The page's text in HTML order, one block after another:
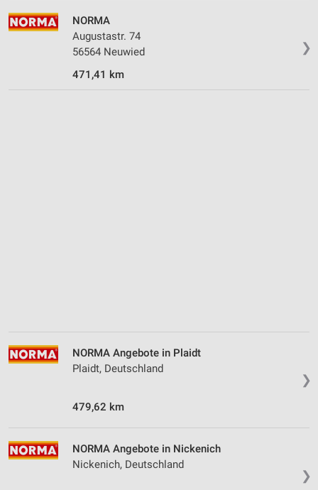
❯
NORMA
Augustastr. 74
56564 Neuwied
471,41 km
❯
NORMA Angebote in Plaidt
Plaidt, Deutschland
479,62 km
❯
NORMA Angebote in Nickenich
Nickenich, Deutschland